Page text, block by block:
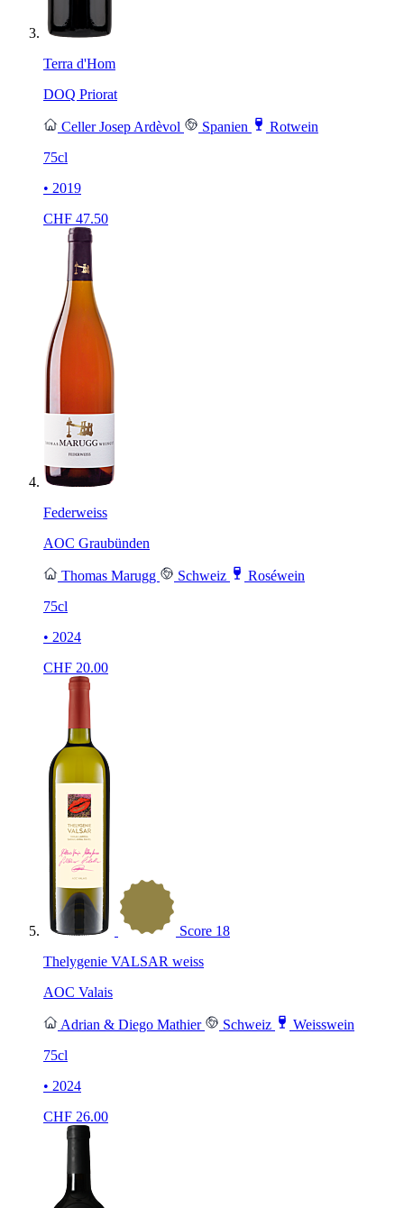
Terra d'Hom
DOQ Priorat
Celler Josep Ardèvol Spanien
Rotwein
75cl
• 2019
CHF 47.50
Federweiss
AOC Graubünden
Thomas Marugg Schweiz
Roséwein
75cl
• 2024
CHF 20.00
Score 18
Thelygenie VALSAR weiss
AOC Valais
Adrian & Diego Mathier Schweiz
Weisswein
75cl
• 2024
CHF 26.00